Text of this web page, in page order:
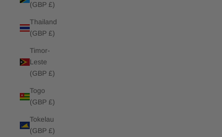
(GBP £)
Thailand
(GBP £)
Timor-
Leste
(GBP £)
Togo
(GBP £)
Tokelau
(GBP £)